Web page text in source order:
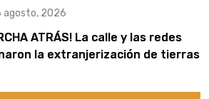
agosto, 2026
ATRÁS! La calle y las redes
la extranjerización de tierras